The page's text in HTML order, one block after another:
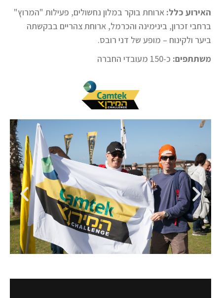
האירוע כלל: ארוחת בוקר במלון נחשולים, פעילות "המרוץ"
ברחבי זכרון, בינימינה והכרמל, ארוחת צהריים בבקשתה
ביער ולקינוח – מופע של דני רובס.
משתתפים: כ-150 מעובדי החברה